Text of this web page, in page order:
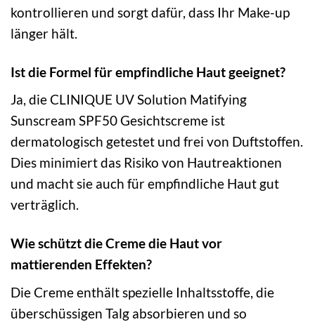
kontrollieren und sorgt dafür, dass Ihr Make-up
länger hält.
Ist die Formel für empfindliche Haut geeignet?
Ja, die CLINIQUE UV Solution Matifying
Sunscream SPF50 Gesichtscreme ist
dermatologisch getestet und frei von Duftstoffen.
Dies minimiert das Risiko von Hautreaktionen
und macht sie auch für empfindliche Haut gut
verträglich.
Wie schützt die Creme die Haut vor
mattierenden Effekten?
Die Creme enthält spezielle Inhaltsstoffe, die
überschüssigen Talg absorbieren und so